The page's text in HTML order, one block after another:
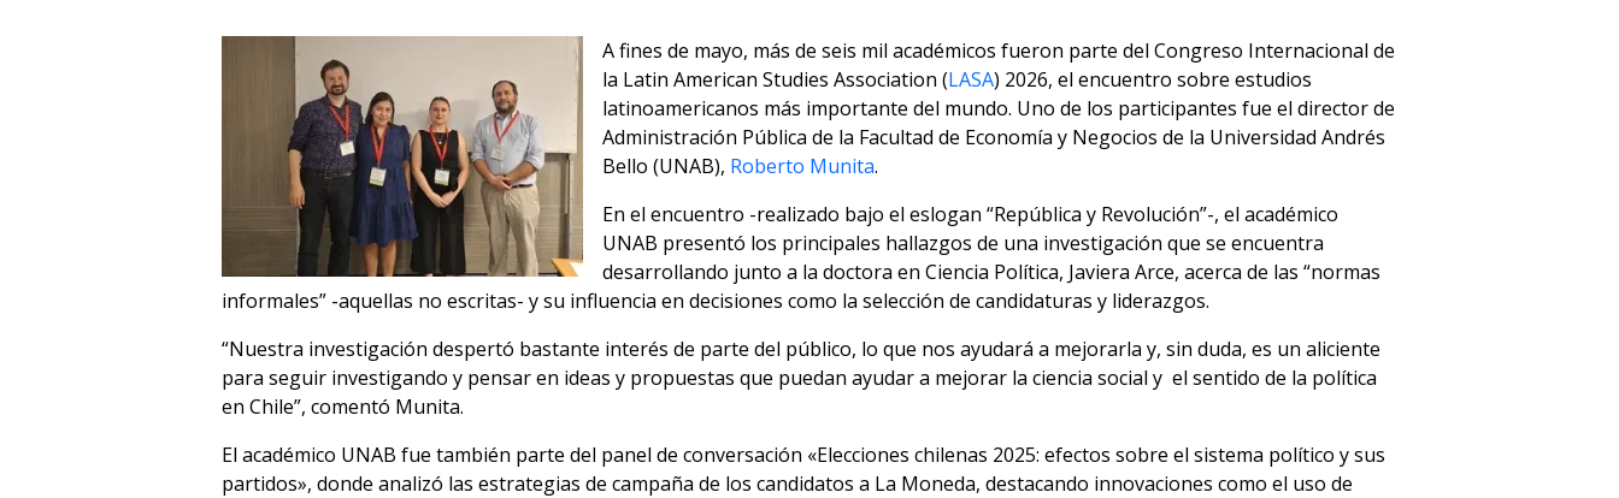
A fines de mayo, más de seis mil académicos fueron parte del Congreso Internacional de
la Latin American Studies Association (LASA) 2026, el encuentro sobre estudios
latinoamericanos más importante del mundo. Uno de los participantes fue el director de
Administración Pública de la Facultad de Economía y Negocios de la Universidad Andrés
Bello (UNAB), Roberto Munita.
En el encuentro -realizado bajo el eslogan “República y Revolución”-, el académico
UNAB presentó los principales hallazgos de una investigación que se encuentra
desarrollando junto a la doctora en Ciencia Política, Javiera Arce, acerca de las “normas
informales” -aquellas no escritas- y su influencia en decisiones como la selección de candidaturas y liderazgos.
“Nuestra investigación despertó bastante interés de parte del público, lo que nos ayudará a mejorarla y, sin duda, es un aliciente
para seguir investigando y pensar en ideas y propuestas que puedan ayudar a mejorar la ciencia social y el sentido de la política
en Chile”, comentó Munita.
El académico UNAB fue también parte del panel de conversación «Elecciones chilenas 2025: efectos sobre el sistema político y sus
partidos», donde analizó las estrategias de campaña de los candidatos a La Moneda, destacando innovaciones como el uso de